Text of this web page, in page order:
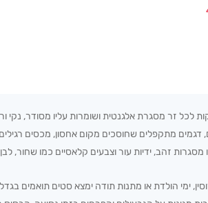
לכל זר מסגרת אלגנטית ושומרות עליו מסודר, נקי
דגמים מתקפלים שחוסכים מקום אחסון, מכסים
זהב, ידיות עור וצבעים קלאסיים כמו שחור,
ימי הולדת או מתנות תודה ימצא סטים תואמים